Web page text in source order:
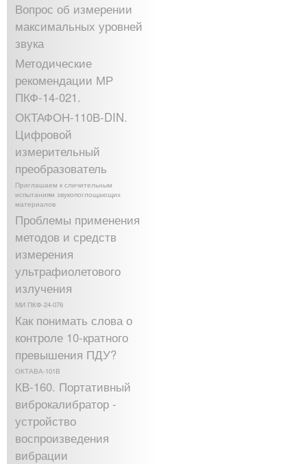
Вопрос об измерении
максимальных уровней
звука
Методические
рекомендации МР
ПКФ-14-021.
ОКТАФОН-110В-DIN.
Цифровой
измерительный
преобразователь
Приглашаем к сличительным
испытаниям звукопоглощающих
материалов
Проблемы применения
методов и средств
измерения
ультрафиолетового
излучения
МИ ПКФ-24-076
Как понимать слова о
контроле 10-кратного
превышения ПДУ?
ОКТАВА-101В
КВ-160. Портативный
виброкалибратор -
устройство
воспроизведения
вибрации